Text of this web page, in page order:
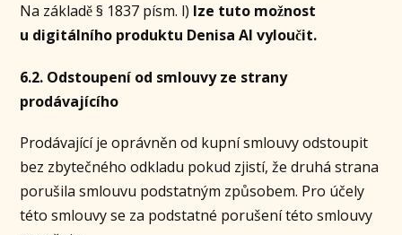
Na základě § 1837 písm. l) lze tuto možnost
u digitálního produktu Denisa AI vyloučit.
6.2. Odstoupení od smlouvy ze strany
prodávajícího
Prodávající je oprávněn od kupní smlouvy odstoupit
bez zbytečného odkladu pokud zjistí, že druhá strana
porušila smlouvu podstatným způsobem. Pro účely
této smlouvy se za podstatné porušení této smlouvy